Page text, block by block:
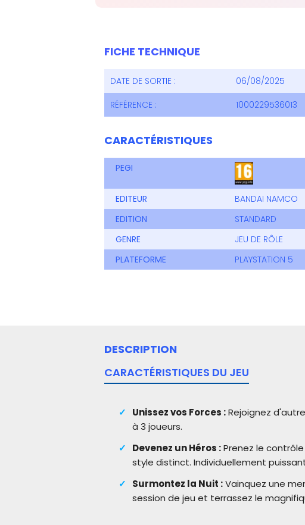
FICHE TECHNIQUE
DATE DE SORTIE :
06/08/2025
RÉFÉRENCE :
1000229536013
CARACTÉRISTIQUES
PEGI
EDITEUR
BANDAI NAMCO
EDITION
STANDARD
GENRE
JEU DE RÔLE
PLATEFORME
PLAYSTATION 5
DESCRIPTION
CARACTÉRISTIQUES DU JEU
Unissez vos Forces :Rejoignez
à 3 joueurs.
Devenez un Héros :Prenez le
style distinct. Individuellement
Surmontez la Nuit :Vainquez une
session de jeu et terrassez le